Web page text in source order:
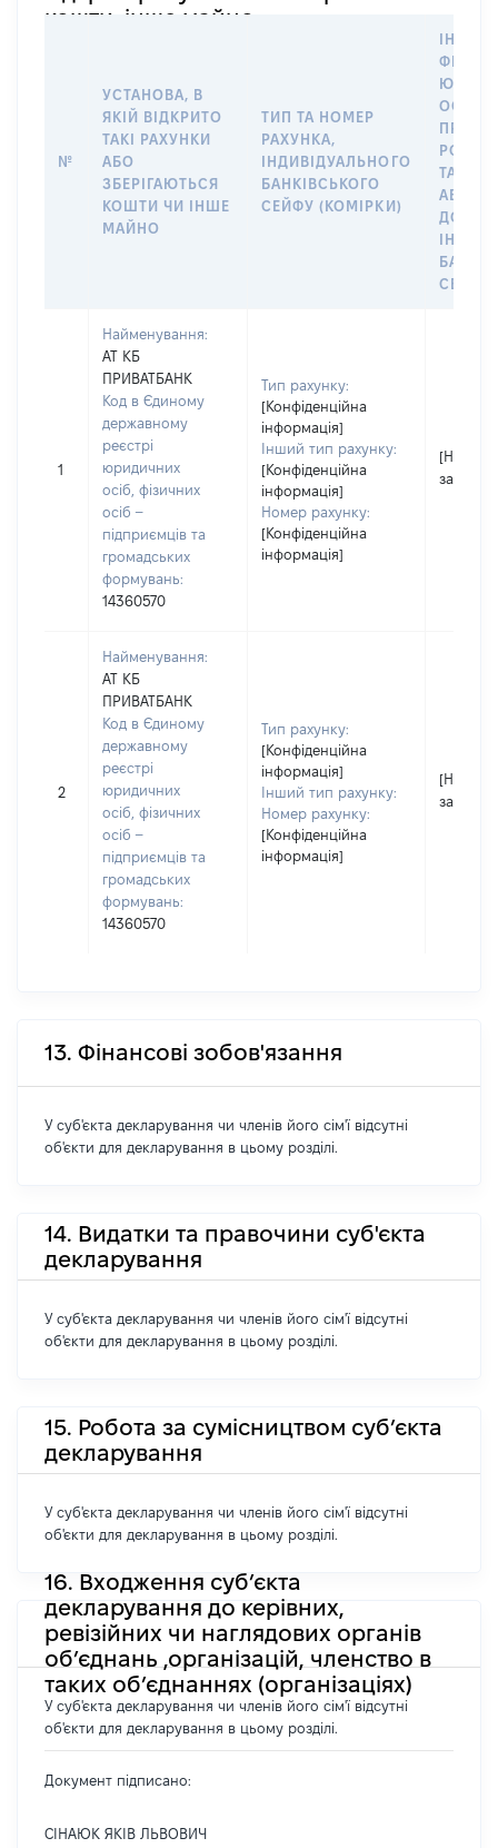
кошти, інше майно
№
УСТАНОВА, В
ЯКІЙ ВІДКРИТО
ТАКІ РАХУНКИ
АБО
ЗБЕРІГАЮТЬСЯ
КОШТИ ЧИ ІНШЕ
МАЙНО
ТИП ТА НОМЕР
РАХУНКА,
ІНДИВІДУАЛЬНОГО
БАНКІВСЬКОГО
СЕЙФУ (КОМІРКИ)
ПРАВО
ТАКИМ
АБО
ДО
СЕЙФУ
1
Найменування:
АТ КБ
ПРИВАТБАНК
Код в Єдиному
державному
реєстрі
юридичних
осіб, фізичних
осіб –
підприємців та
громадських
формувань:
14360570
Тип рахунку:
[Конфіденційна
інформація]
Інший тип рахунку:
[Конфіденційна
інформація]
Номер рахунку:
[Конфіденційна
інформація]
[Не
2
Найменування:
АТ КБ
ПРИВАТБАНК
Код в Єдиному
державному
реєстрі
юридичних
осіб, фізичних
осіб –
підприємців та
громадських
формувань:
14360570
Тип рахунку:
[Конфіденційна
інформація]
Інший тип рахунку:
Номер рахунку:
[Конфіденційна
інформація]
[Не
13. Фінансові зобов'язання
У суб'єкта декларування чи членів його сім'ї відсутні
об'єкти для декларування в цьому розділі.
14. Видатки та правочини суб'єкта
декларування
У суб'єкта декларування чи членів його сім'ї відсутні
об'єкти для декларування в цьому розділі.
15. Робота за сумісництвом суб’єкта
декларування
У суб'єкта декларування чи членів його сім'ї відсутні
об'єкти для декларування в цьому розділі.
16. Входження суб’єкта
декларування до керівних,
ревізійних чи наглядових органів
об’єднань ,організацій, членство в
таких об’єднаннях (організаціях)
У суб'єкта декларування чи членів його сім'ї відсутні
об'єкти для декларування в цьому розділі.
Документ підписано:
СІНАЮК ЯКІВ ЛЬВОВИЧ